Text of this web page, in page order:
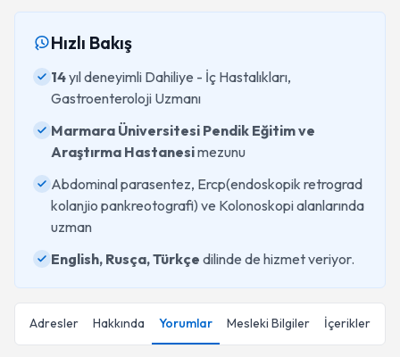
Hızlı Bakış
14yıl deneyimli Dahiliye - İç Hastalıkları,
Gastroenteroloji Uzmanı
Marmara Üniversitesi Pendik Eğitim ve
Araştırma Hastanesimezunu
Abdominal parasentez, Ercp(endoskopik retrograd
kolanjio pankreotografi) ve Kolonoskopi alanlarında
uzman
English, Rusça, Türkçe dilinde de hizmet veriyor.
Adresler Hakkında Yorumlar Mesleki Bilgiler İçerikler